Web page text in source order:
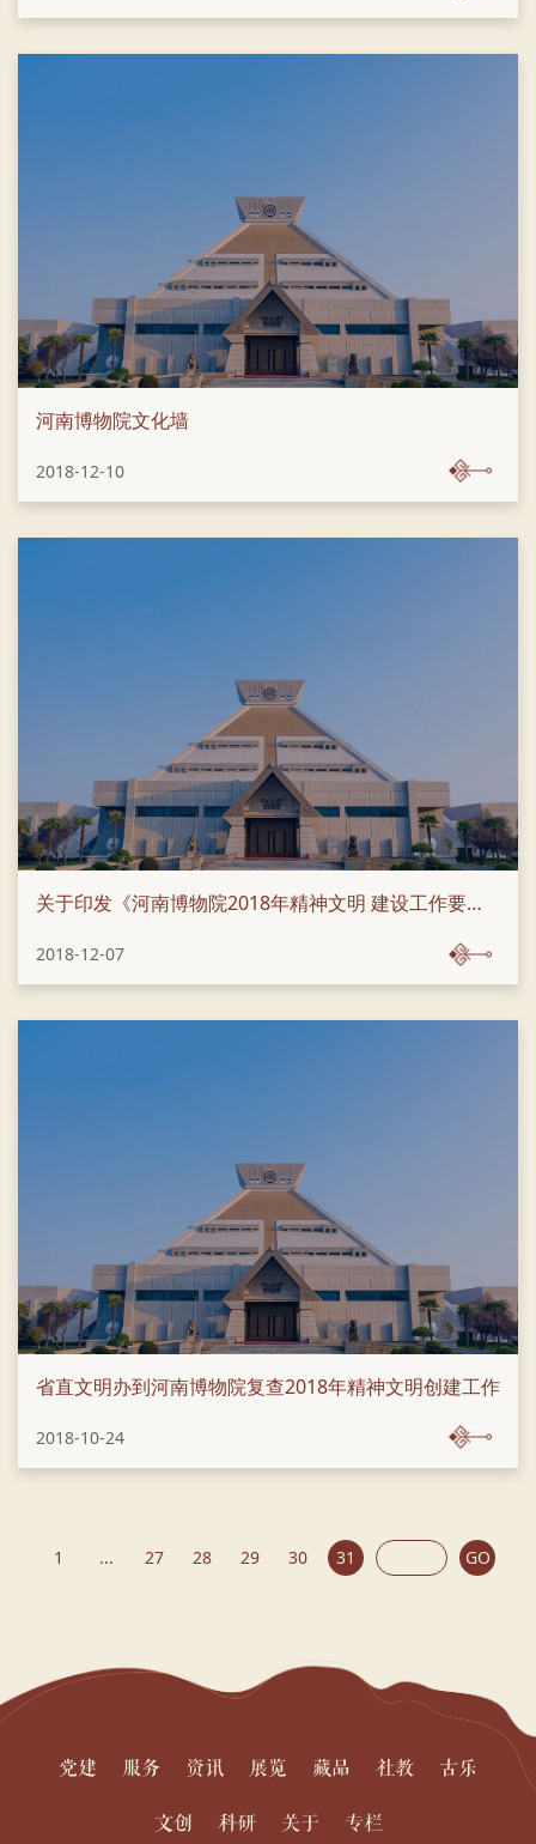
河南博物院文化墙
2018-12-10
关于印发《河南博物院2018年精神文明 建设工作要点》的通知
2018-12-07
省直文明办到河南博物院复查2018年精神文明创建工作
2018-10-24
1 ... 27 28 29 30 31 GO
党建 服务 资讯 展览 藏品 社教 古乐
文创 科研 关于 专栏